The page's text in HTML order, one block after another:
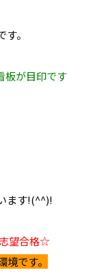
。
が目印です
ます!(^^)!
望合格☆
です。